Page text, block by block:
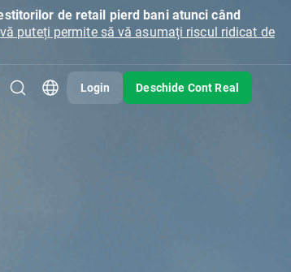
de retail pierd bani atunci când
puteți permite să vă asumați riscul ridicat de
Login Deschide Cont Real